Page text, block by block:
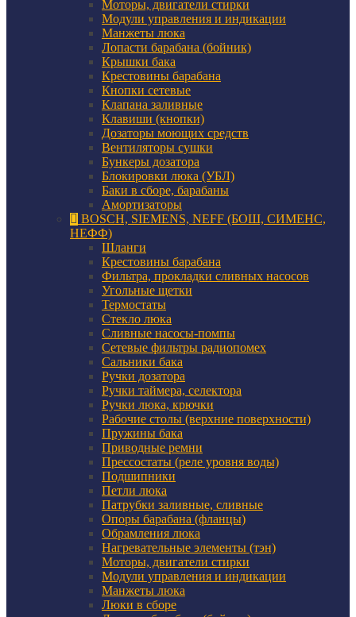
Моторы, двигатели стирки
Модули управления и индикации
Манжеты люка
Лопасти барабана (бойник)
Крышки бака
Крестовины барабана
Кнопки сетевые
Клапана заливные
Клавиши (кнопки)
Дозаторы моющих средств
Вентиляторы сушки
Бункеры дозатора
Блокировки люка (УБЛ)
Баки в сборе, барабаны
Амортизаторы
BOSCH, SIEMENS, NEFF (БОШ, СИМЕНС,
НЕФФ)
Шланги
Крестовины барабана
Фильтра, прокладки сливных насосов
Угольные щетки
Термостаты
Стекло люка
Сливные насосы-помпы
Сетевые фильтры радиопомех
Сальники бака
Ручки дозатора
Ручки таймера, селектора
Ручки люка, крючки
Рабочие столы (верхние поверхности)
Пружины бака
Приводные ремни
Прессостаты (реле уровня воды)
Подшипники
Петли люка
Патрубки заливные, сливные
Опоры барабана (фланцы)
Обрамления люка
Нагревательные элементы (тэн)
Моторы, двигатели стирки
Модули управления и индикации
Манжеты люка
Люки в сборе